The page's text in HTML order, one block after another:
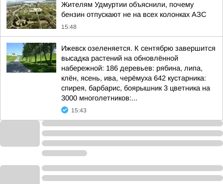
Жителям Удмуртии объяснили, почему
бензин отпускают не на всех колонках АЗС
15:48
Ижевск озеленяется. К сентябрю завершится
высадка растений на обновлённой
набережной: 186 деревьев: рябина, липа,
клён, ясень, ива, черёмуха 642 кустарника:
спирея, барбарис, боярышник 3 цветника на
3000 многолетников:...
15:43